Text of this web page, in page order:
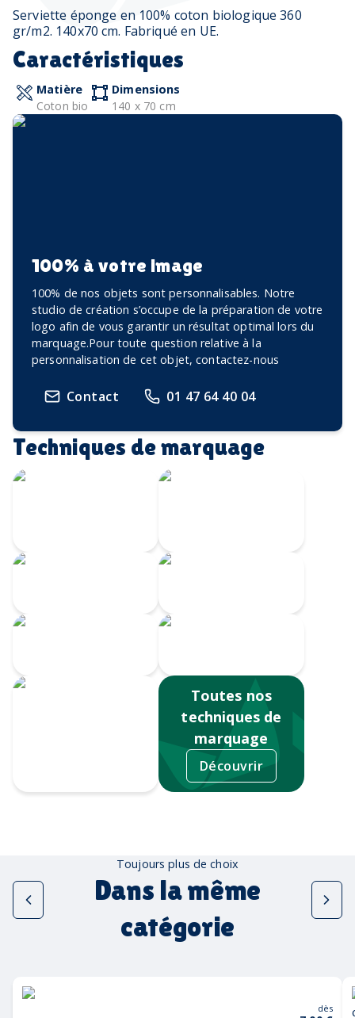
Serviette éponge en 100% coton biologique 360 ​​
gr/m2. 140x70 cm. Fabriqué en UE.
Caractéristiques
Matière
Coton bio
Dimensions
140 x 70 cm
100% à votre image
100% de nos objets sont personnalisables. Notre
studio de création s’occupe de la préparation de votre
logo afin de vous garantir un résultat optimal lors du
marquage.Pour toute question relative à la
personnalisation de cet objet, contactez-nous
Contact 01 47 64 40 04
Techniques de marquage
Toutes nos
techniques de
marquage
Découvrir
Toujours plus de choix
Dans la même
catégorie
dès